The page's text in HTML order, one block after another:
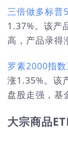
三倍做多标普
1.37%。该产
高，产品录得
罗素2000指
涨1.35%。该
盘股走强，基
大宗商品